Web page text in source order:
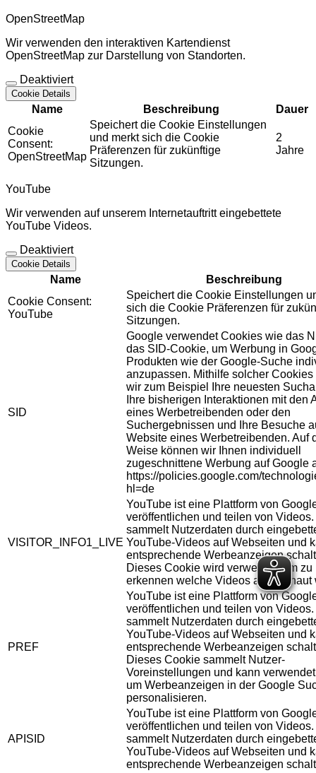
OpenStreetMap
Wir verwenden den interaktiven Kartendienst
OpenStreetMap zur Darstellung von Standorten.
Deaktiviert
Cookie Details
Name Beschreibung
Dauer
Cookie
Consent:
OpenStreetMap
Speichert die Cookie Einstellungen
und merkt sich die Cookie
Präferenzen für zukünftige
Sitzungen.
2
Jahre
YouTube
Wir verwenden auf unserem Internetauftritt eingebettete
YouTube Videos.
Deaktiviert
Cookie Details
Name
Beschreibung
Cookie Consent:
YouTube
Speichert die Cookie Einstellungen
sich die Cookie Präferenzen für
Sitzungen.
SID
Google verwendet Cookies wie das
das SID-Cookie, um Werbung in
Produkten wie der Google-Suche
anzupassen. Mithilfe solcher Cookies
wir zum Beispiel Ihre neuesten
Ihre bisherigen Interaktionen mit den
eines Werbetreibenden oder den
Suchergebnissen und Ihre Besuche
Website eines Werbetreibenden. Auf
Weise können wir Ihnen individuell
zugeschnittene Werbung auf Google
https://policies.google.com/
hl=de
VISITOR_INFO1_LIVE
YouTube ist eine Plattform von
veröffentlichen und teilen von
sammelt Nutzerdaten durch
YouTube-Videos auf Webseiten und
entsprechende Werbeanzeigen
Dieses Cookie wird verwendet um zu
erkennen welche Videos angeschaut
PREF
YouTube ist eine Plattform von
veröffentlichen und teilen von
sammelt Nutzerdaten durch
YouTube-Videos auf Webseiten und
entsprechende Werbeanzeigen
Dieses Cookie sammelt Nutzer-
Voreinstellungen und kann
um Werbeanzeigen in der Google
personalisieren.
APISID
YouTube ist eine Plattform von
veröffentlichen und teilen von
sammelt Nutzerdaten durch
YouTube-Videos auf Webseiten und
entsprechende Werbeanzeigen